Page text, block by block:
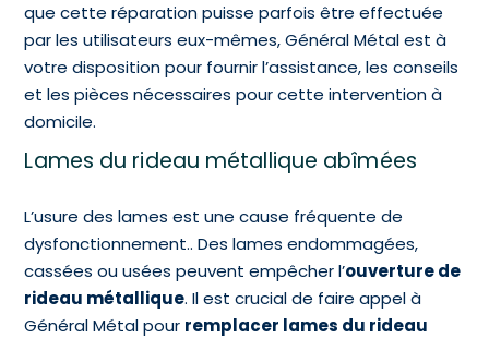
que cette réparation puisse parfois être effectuée
par les utilisateurs eux-mêmes, Général Métal est à
votre disposition pour fournir l’assistance, les conseils
et les pièces nécessaires pour cette intervention à
domicile.
Lames du rideau métallique abîmées
L’usure des lames est une cause fréquente de
dysfonctionnement.. Des lames endommagées,
cassées ou usées peuvent empêcher l’ouverture de
rideau métallique. Il est crucial de faire appel à
Général Métal pour remplacer lames du rideau